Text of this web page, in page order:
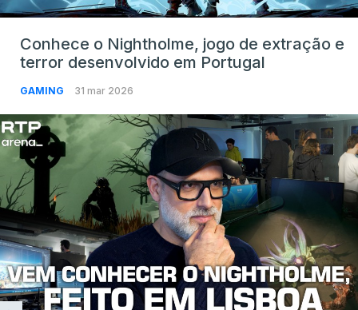
Conhece o Nightholme, jogo de extração e
terror desenvolvido em Portugal
GAMING 31 mar 2026